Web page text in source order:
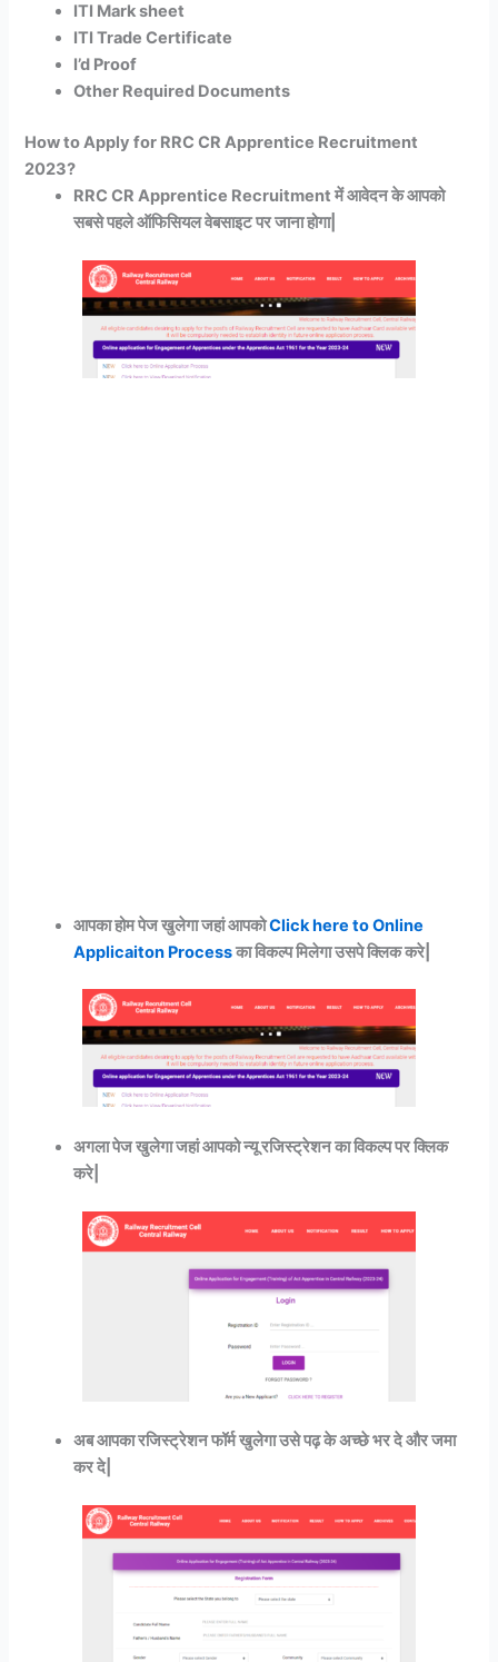
ITI Mark sheet
ITI Trade Certificate
I’d Proof
Other Required Documents
How to Apply for RRC CR Apprentice Recruitment
2023?
RRC CR Apprentice Recruitment में आवेदन के आपको
सबसे पहले ऑफिसियल वेबसाइट पर जाना होगा|
आपका होम पेज खुलेगा जहां आपकोClick here to Online
Applicaiton Processका विकल्प मिलेगा उसपे क्लिक करे|
अगला पेज खुलेगा जहां आपको न्यू रजिस्ट्रेशन का विकल्प पर क्लिक
करे|
अब आपका रजिस्ट्रेशन फॉर्म खुलेगा उसे पढ़ के अच्छे भर दे और जमा
कर दे|